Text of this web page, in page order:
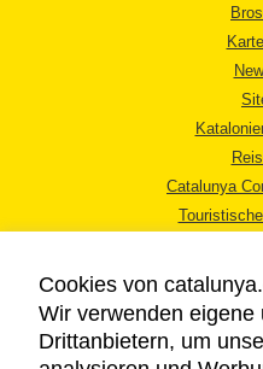
Catalunya
Cookies von
Wir verwenden eigene
Drittanbietern, um